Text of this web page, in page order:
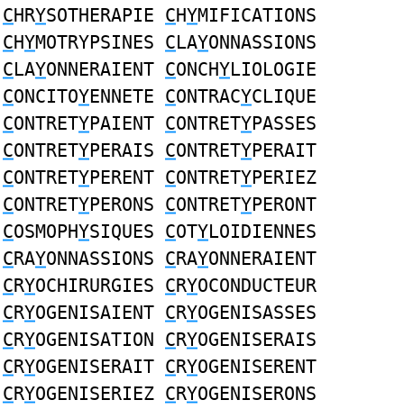
CHRYSOTHERAPIE CHYMIFICATIONS
CHYMOTRYPSINES CLAYONNASSIONS
CLAYONNERAIENT CONCHYLIOLOGIE
CONCITOYENNETE CONTRACYCLIQUE
CONTRETYPAIENT CONTRETYPASSES
CONTRETYPERAIS CONTRETYPERAIT
CONTRETYPERENT CONTRETYPERIEZ
CONTRETYPERONS CONTRETYPERONT
COSMOPHYSIQUES COTYLOIDIENNES
CRAYONNASSIONS CRAYONNERAIENT
CRYOCHIRURGIES CRYOCONDUCTEUR
CRYOGENISAIENT CRYOGENISASSES
CRYOGENISATION CRYOGENISERAIS
CRYOGENISERAIT CRYOGENISERENT
CRYOGENISERIEZ CRYOGENISERONS